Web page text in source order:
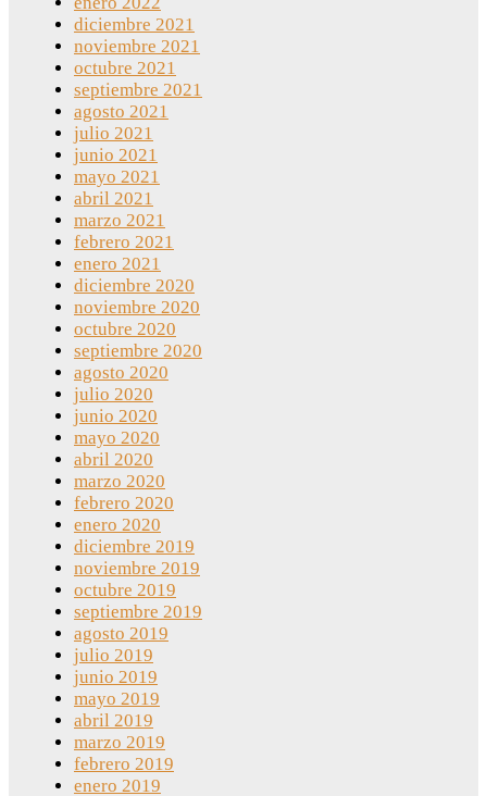
diciembre 2021
noviembre 2021
octubre 2021
septiembre 2021
agosto 2021
julio 2021
junio 2021
mayo 2021
abril 2021
marzo 2021
febrero 2021
enero 2021
diciembre 2020
noviembre 2020
octubre 2020
septiembre 2020
agosto 2020
julio 2020
junio 2020
mayo 2020
abril 2020
marzo 2020
febrero 2020
enero 2020
diciembre 2019
noviembre 2019
octubre 2019
septiembre 2019
agosto 2019
julio 2019
junio 2019
mayo 2019
abril 2019
marzo 2019
febrero 2019
enero 2019